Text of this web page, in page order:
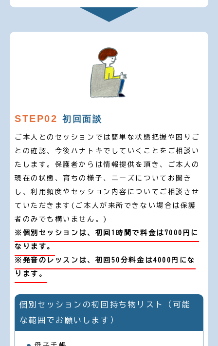
STEP02 初回面談
ご本人とのセッションでは簡単な状態把握や困りご
との確認、今後ハナトキでしていくことをご相談い
たします。保護者からは情報提供を頂き、ご本人の
現在の状態、育ちの様子、ニーズについてお聞き
し、利用頻度やセッション内容についてご相談させ
ていただきます(ご本人が来所できない場合は保護
者のみでも構いません。)
※個別セッションは、初回1時間で料金は7000円に
なります。
※発音のレッスンは、初回50分料金は4000円にな
ります。
個別セッションの初回持ち物リスト（可能
な範囲でお願いします）